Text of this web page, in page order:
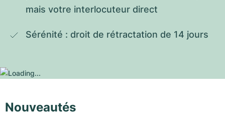
mais votre interlocuteur direct
Sérénité : droit de rétractation de 14 jours
Nouveautés